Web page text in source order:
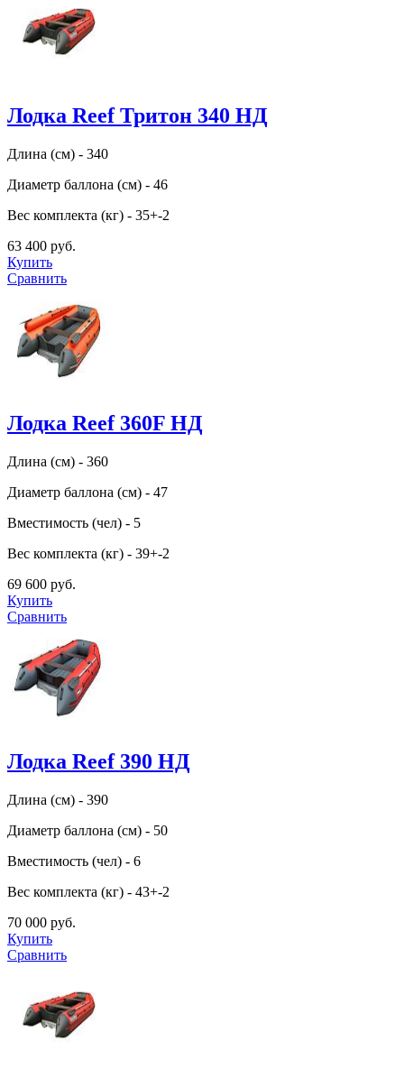
Лодка Reef Тритон 340 НД
Длина (см) - 340
Диаметр баллона (см) - 46
Вес комплекта (кг) - 35+-2
63 400 руб.
Купить
Сравнить
Лодка Reef 360F НД
Длина (см) - 360
Диаметр баллона (см) - 47
Вместимость (чел) - 5
Вес комплекта (кг) - 39+-2
69 600 руб.
Купить
Сравнить
Лодка Reef 390 НД
Длина (см) - 390
Диаметр баллона (см) - 50
Вместимость (чел) - 6
Вес комплекта (кг) - 43+-2
70 000 руб.
Купить
Сравнить